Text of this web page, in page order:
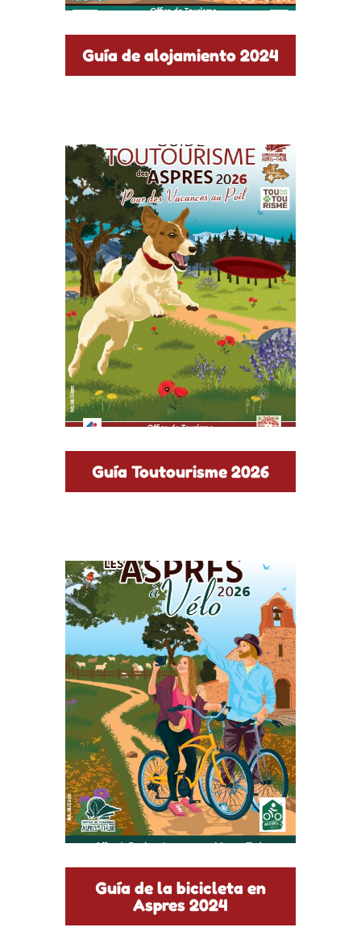
Guía de alojamiento 2024
Guía Toutourisme 2026
Guía de la bicicleta en
Aspres 2024